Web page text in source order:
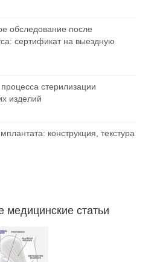
обследование после
сертификат на выездную
стерилизации
изделий
конструкция, текстура
медицинские статьи